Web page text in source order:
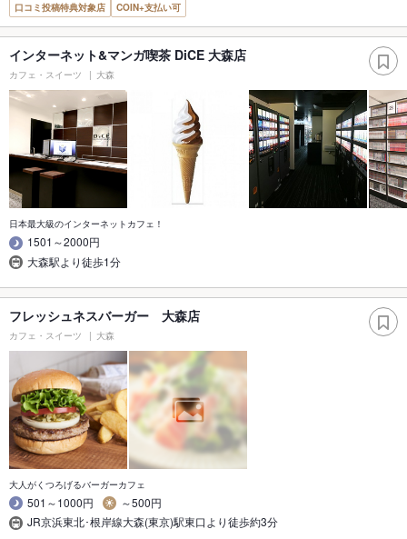
口コミ投稿特典対象店 COIN+支払い可
インターネット&マンガ喫茶 DiCE 大森店
カフェ・スイーツ 大森
日本最大級のインターネットカフェ！
1501～2000円
大森駅より徒歩1分
フレッシュネスバーガー 大森店
カフェ・スイーツ 大森
大人がくつろげるバーガーカフェ
501～1000円
～500円
JR京浜東北･根岸線大森(東京)駅東口より徒歩約3分